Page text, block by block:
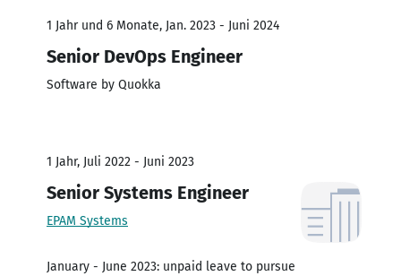
1 Jahr und 6 Monate, Jan. 2023 - Juni 2024
Senior DevOps Engineer
Software by Quokka
1 Jahr, Juli 2022 - Juni 2023
Senior Systems Engineer
EPAM Systems
January - June 2023: unpaid leave to pursue